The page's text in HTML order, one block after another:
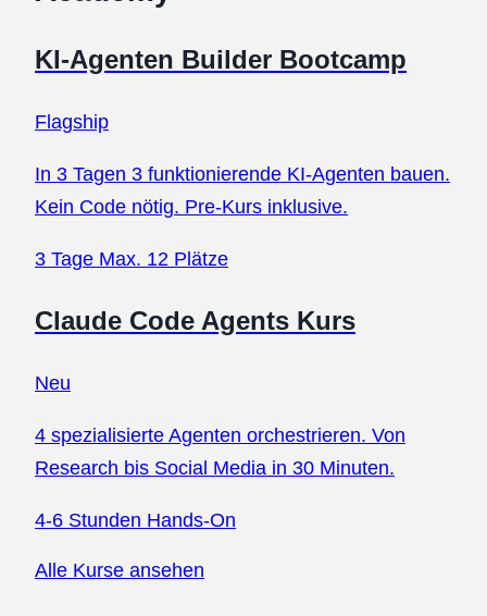
KI-Agenten Builder Bootcamp
Flagship
In 3 Tagen 3 funktionierende KI-Agenten bauen.
Kein Code nötig. Pre-Kurs inklusive.
3 Tage Max. 12 Plätze
Claude Code Agents Kurs
Neu
4 spezialisierte Agenten orchestrieren. Von
Research bis Social Media in 30 Minuten.
4-6 Stunden Hands-On
Alle Kurse ansehen